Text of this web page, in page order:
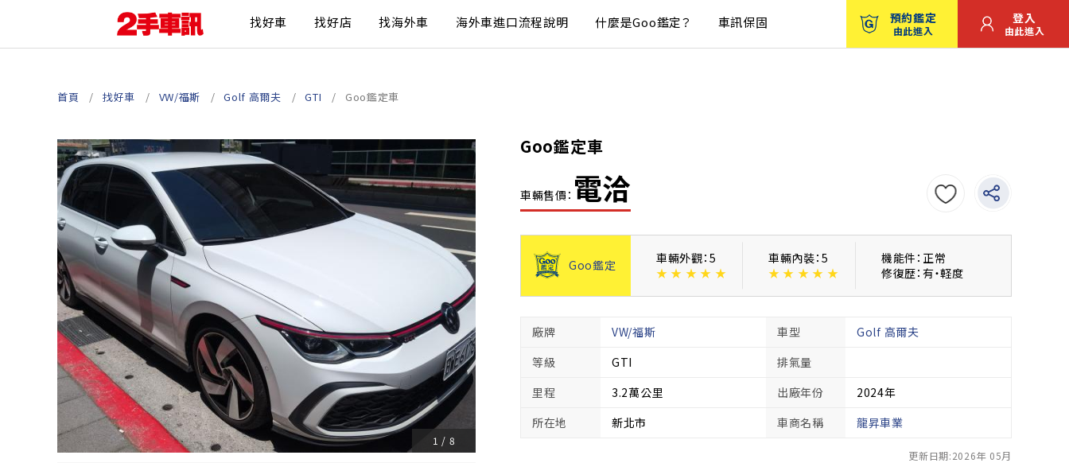
找好車 找好店 找海外車 海外車進口流程說明 什麼是Goo鑑定？ 車訊保固 預約鑑定
由此進入
登入
由此進入
首頁 找好車 VW/福斯 Golf 高爾夫 GTI Goo鑑定車
Goo鑑定車
車輛售價： 電洽
1 / 8
Goo鑑定
車輛外觀：5
★ ★ ★ ★ ★
車輛內裝：5
★ ★ ★ ★ ★
機能件：正常
修復歴：有・軽度
廠牌 VW/福斯 車型
Golf 高爾夫
等級
GTI
排氣量
里程
3.2萬公里 出廠年份
2024年
所在地
新北市 車商名稱 龍昇車業
更新日期:2026年 05月